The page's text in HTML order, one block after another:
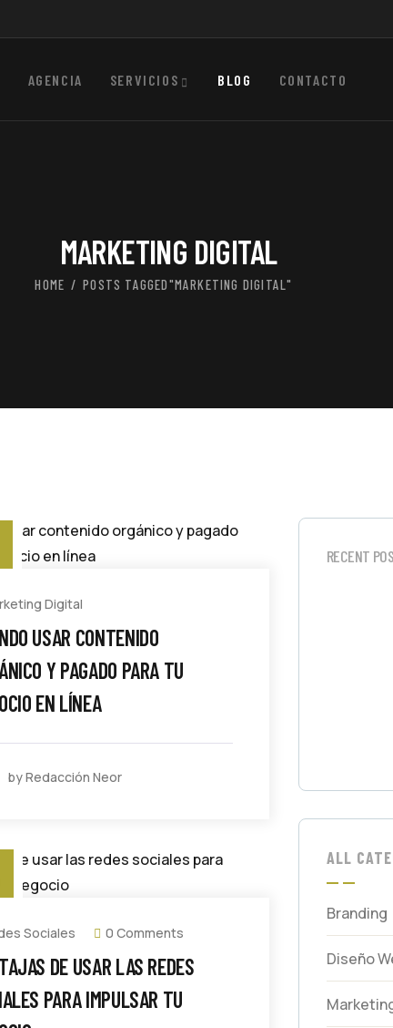
AGENCIA SERVICIOS BLOG CONTACTO
MARKETING DIGITAL
HOME POSTS TAGGED"MARKETING DIGITAL"
Digital
USAR CONTENIDO
Y PAGADO PARA TU
EN LÍNEA
by Redacción Neor
Sociales 0 Comments
DE USAR LAS REDES
PARA IMPULSAR TU
RECENT
ALL
Branding
Diseño